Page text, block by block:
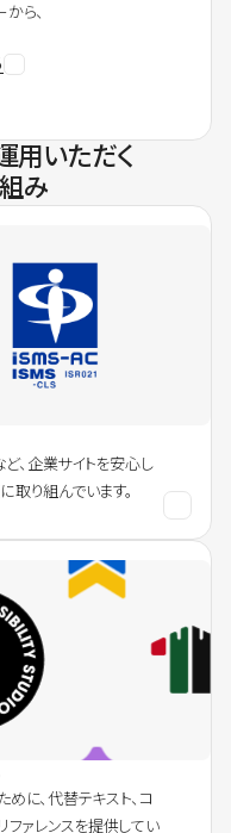
ら、
用いただく
み
、企業サイトを安心し
取り組んでいます。
に、代替テキスト、コ
ファレンスを提供してい